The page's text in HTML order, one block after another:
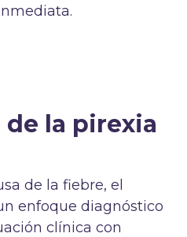
la pirexia
de la fiebre, el
enfoque diagnóstico
clínica con